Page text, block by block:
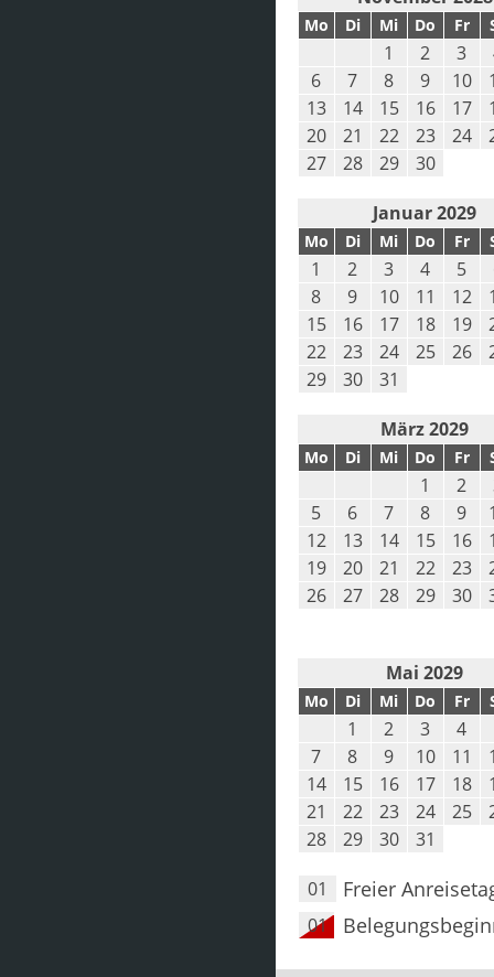
Mo Di Mi Do Fr
1 2 3
6
7 8 9 10
13
14 15 16 17
20
21 22 23 24
27
28 29 30
Januar 2029
Mo Di Mi Do Fr
1 2 3 4 5
8
9 10 11 12
15
16 17 18 19
22
23 24 25 26
29
30 31
März 2029
Mo Di Mi Do Fr
1 2
5
6 7 8 9
12
13 14 15 16
19
20 21 22 23
26
27 28 29 30
Mai 2029
Mo Di Mi Do Fr
1 2 3 4
7
8 9 10 11
14
15 16 17 18
21
22 23 24 25
28
29 30 31
01 Freier
01